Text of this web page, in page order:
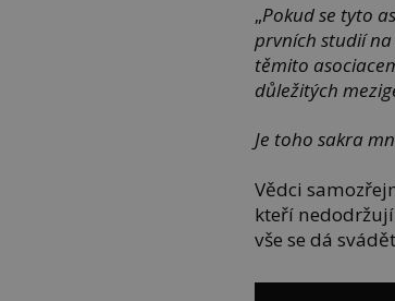
„Pokud se tyto
prvních studií
těmito
důležitých
Je toho sakra
Vědci
kteří
vše se dá